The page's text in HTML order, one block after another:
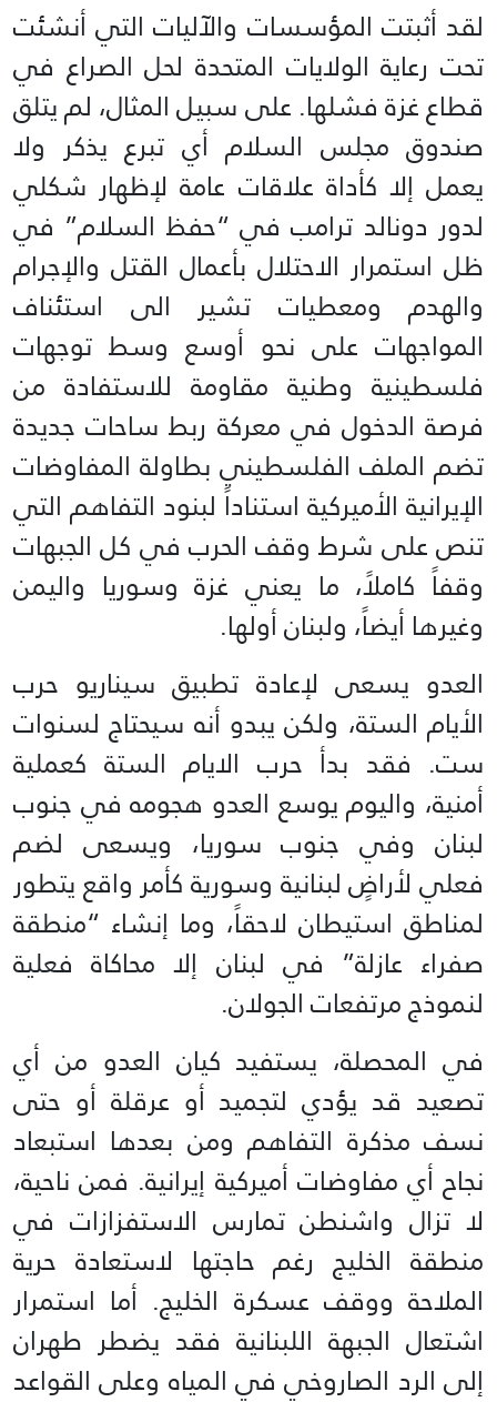
لقد أثبتت المؤسسات والآليات التي أنشئت
تحت رعاية الولايات المتحدة لحل الصراع في
قطاع غزة فشلها. على سبيل المثال، لم يتلق
صندوق مجلس السلام أي تبرع يذكر ولا
يعمل إلا كأداة علاقات عامة لإظهار شكلي
لدور دونالد ترامب في “حفظ السلام” في
ظل استمرار الاحتلال بأعمال القتل والإجرام
والهدم ومعطيات تشير الى استئناف
المواجهات على نحو أوسع وسط توجهات
فلسطينية وطنية مقاومة للاستفادة من
فرصة الدخول في معركة ربط ساحات جديدة
تضم الملف الفلسطيني بطاولة المفاوضات
الإيرانية الأميركية استناداً لبنود التفاهم التي
تنص على شرط وقف الحرب في كل الجبهات
وقفاً كاملاً، ما يعني غزة وسوريا واليمن
وغيرها أيضاً، ولبنان أولها.
العدو يسعى لإعادة تطبيق سيناريو حرب
الأيام الستة، ولكن يبدو أنه سيحتاج لسنوات
ست. فقد بدأ حرب الايام الستة كعملية
أمنية، واليوم يوسع العدو هجومه في جنوب
لبنان وفي جنوب سوريا، ويسعى لضم
فعلي لأراضٍ لبنانية وسورية كأمر واقع يتطور
لمناطق استيطان لاحقاً، وما إنشاء “منطقة
صفراء عازلة” في لبنان إلا محاكاة فعلية
لنموذج مرتفعات الجولان.
في المحصلة، يستفيد كيان العدو من أي
تصعيد قد يؤدي لتجميد أو عرقلة أو حتى
نسف مذكرة التفاهم ومن بعدها استبعاد
نجاح أي مفاوضات أميركية إيرانية. فمن ناحية،
لا تزال واشنطن تمارس الاستفزازات في
منطقة الخليج رغم حاجتها لاستعادة حرية
الملاحة ووقف عسكرة الخليج. أما استمرار
اشتعال الجبهة اللبنانية فقد يضطر طهران
إلى الرد الصاروخي في المياه وعلى القواعد